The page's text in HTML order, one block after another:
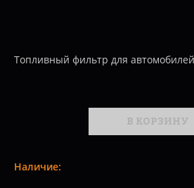
Топливный фильтр для автомобилей
В КОРЗИНУ
Наличие: